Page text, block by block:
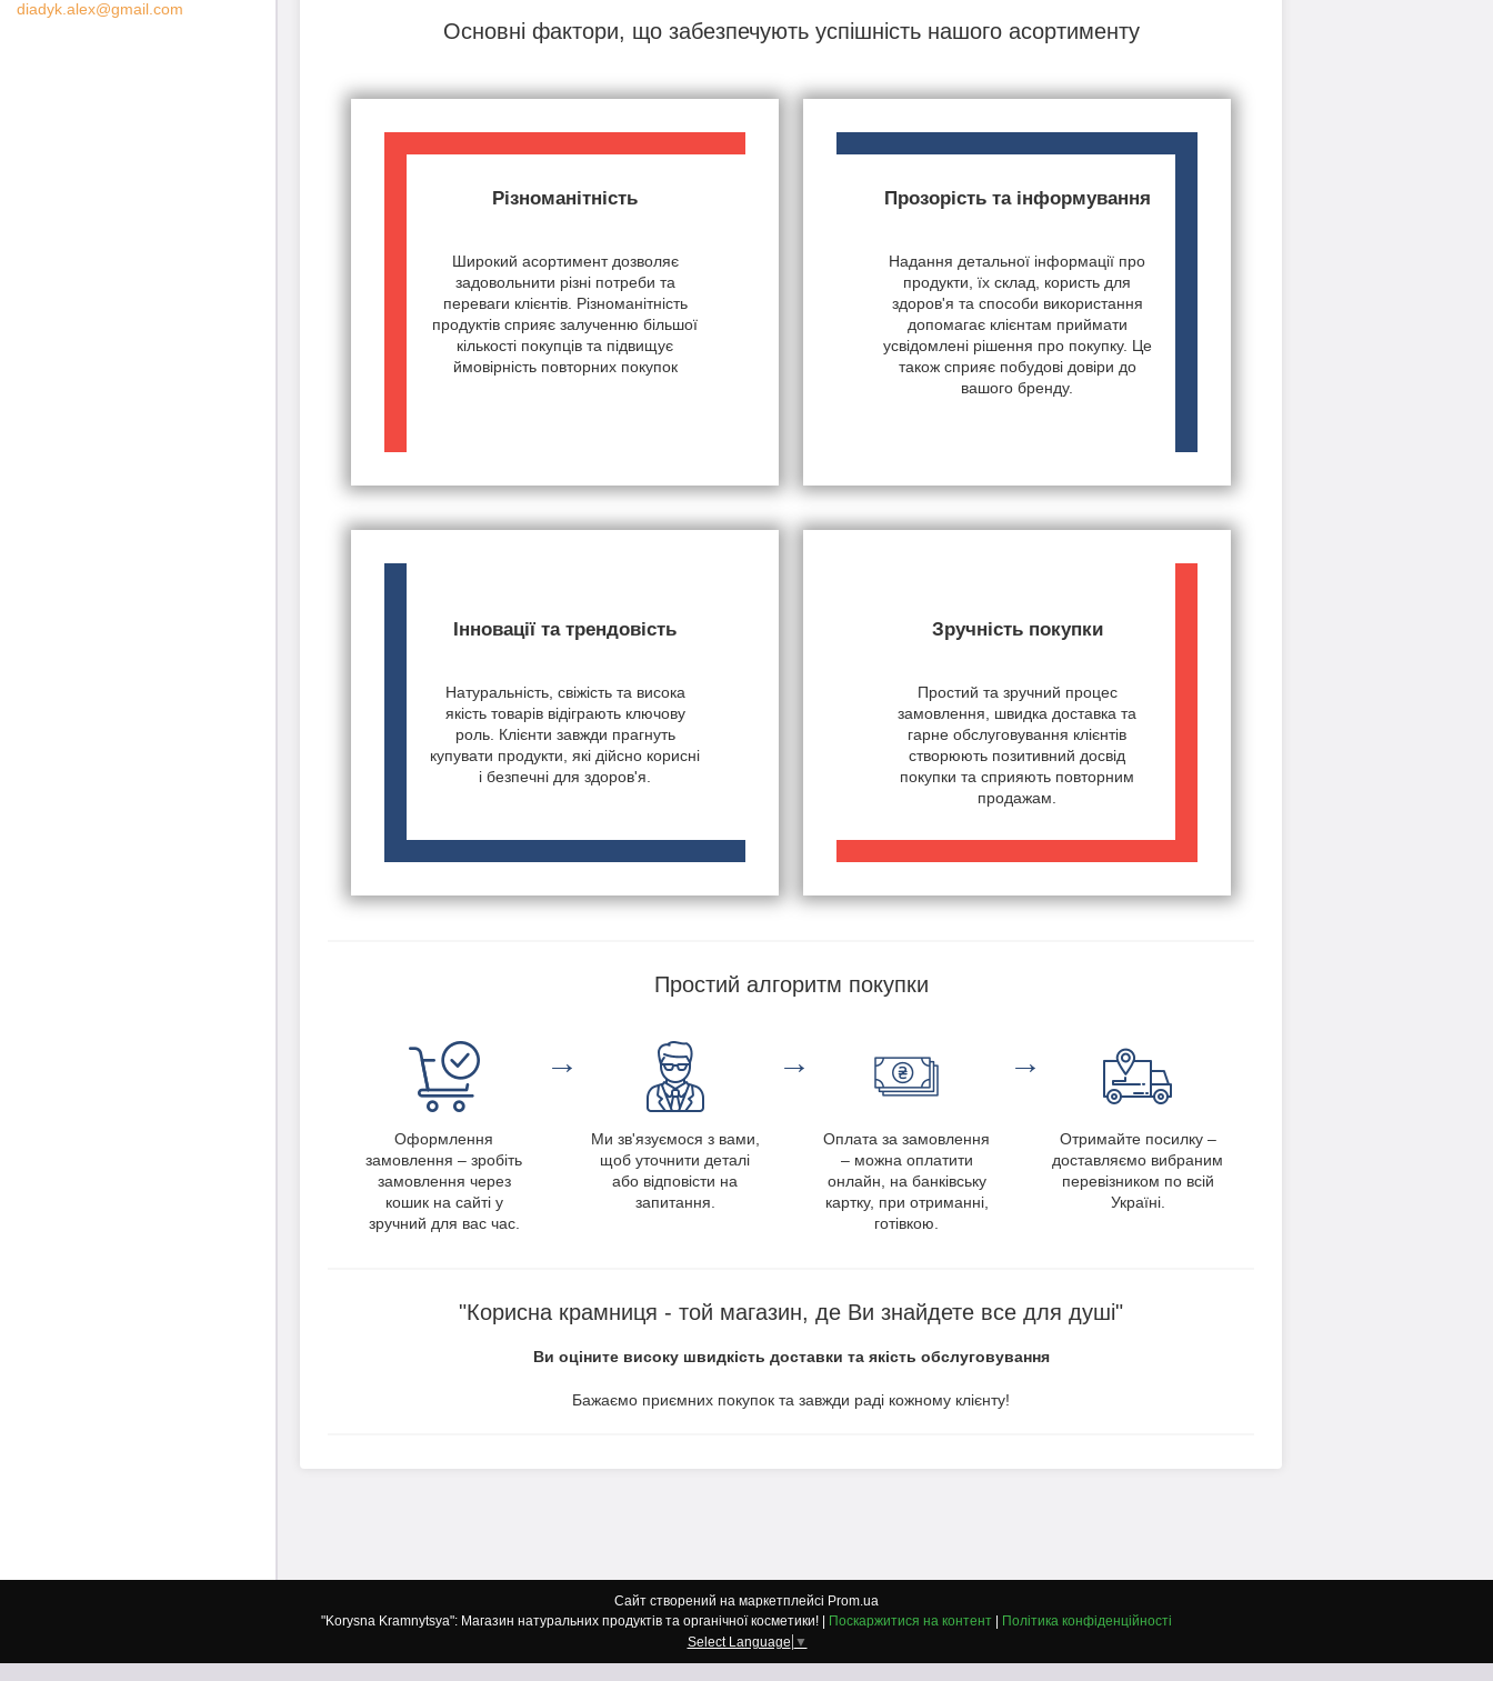
Основні фактори, що забезпечують успішність нашого асортименту
Різноманітність
Широкий асортимент дозволяє
задовольнити різні потреби та
переваги клієнтів. Різноманітність
продуктів сприяє залученню більшої
кількості покупців та підвищує
ймовірність повторних покупок
Прозорість та інформування
Надання детальної інформації про
продукти, їх склад, користь для
здоров'я та способи використання
допомагає клієнтам приймати
усвідомлені рішення про покупку. Це
також сприяє побудові довіри до
вашого бренду.
Інновації та трендовість
Натуральність, свіжість та висока
якість товарів відіграють ключову
роль. Клієнти завжди прагнуть
купувати продукти, які дійсно корисні
і безпечні для здоров'я.
Зручність покупки
Простий та зручний процес
замовлення, швидка доставка та
гарне обслуговування клієнтів
створюють позитивний досвід
покупки та сприяють повторним
продажам.
Простий алгоритм покупки
Оформлення
замовлення – зробіть
замовлення через
кошик на сайті у
зручний для вас час.
→
Ми зв'язуємося з вами,
щоб уточнити деталі
або відповісти на
запитання.
→
Оплата за замовлення
– можна оплатити
онлайн, на банківську
картку, при отриманні,
готівкою.
→
Отримайте посилку –
доставляємо вибраним
перевізником по всій
Україні.
"Корисна крамниця - той магазин, де Ви знайдете все для душі"
Ви оціните високу швидкість доставки та якість обслуговування
Бажаємо приємних покупок та завжди раді кожному клієнту!
diadyk.alex@gmail.com
Сайт створений на маркетплейсі Prom.ua
"Korysna Kramnytsya": Магазин натуральних продуктів та органічної косметики! | Поскаржитися на контент | Політика конфіденційності
Select Language ▼